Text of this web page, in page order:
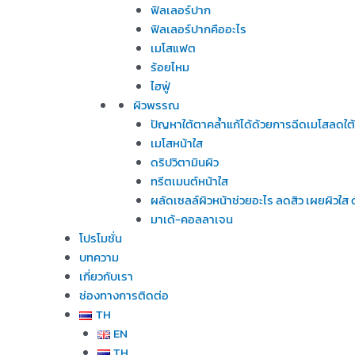
ฟิลเลอร์ปาก
ฟิลเลอร์ปากคืออะไร
เมโสแฟต
ร้อยไหม
ไฮฟู่
ผิวพรรณ
ปัญหาใต้ตาคล้ำแก้ได้ด้วยการฉีดเมโสลดใ
เมโสหน้าใส
ดริปวิตามินผิว
ทรีตเมนต์หน้าใส
ผลัดเซลล์ผิวหน้าช่วยอะไร ลดสิว เผยผิวใ
มาเด้-คอลลาเจน
โปรโมชั่น
บทความ
เกี่ยวกับเรา
ช่องทางการติดต่อ
TH
EN